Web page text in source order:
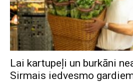
Lai kartupeļi un burkāni
Sirmais iedvesmo